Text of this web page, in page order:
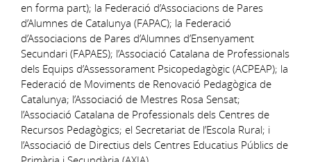
en forma part); la Federació d’Associacions de Pares
d’Alumnes de Catalunya (FAPAC); la Federació
d’Associacions de Pares d’Alumnes d’Ensenyament
Secundari (FAPAES); l’Associació Catalana de Professionals
dels Equips d’Assessorament Psicopedagògic (ACPEAP); la
Federació de Moviments de Renovació Pedagògica de
Catalunya; l’Associació de Mestres Rosa Sensat;
l’Associació Catalana de Professionals dels Centres de
Recursos Pedagògics; el Secretariat de l’Escola Rural; i
l’Associació de Directius dels Centres Educatius Públics de